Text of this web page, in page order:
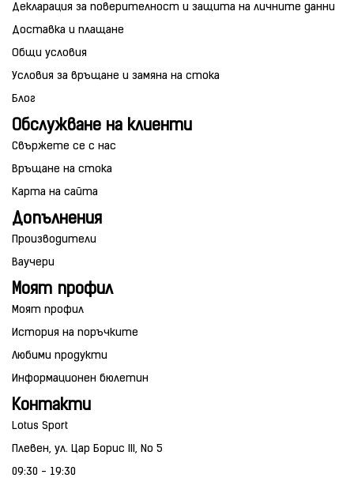
Декларация за поверителност и защита на личните данни
Доставка и плащане
Общи условия
Условия за връщане и замяна на стока
Блог
Обслужване на клиенти
Свържете се с нас
Връщане на стока
Карта на сайта
Допълнения
Производители
Ваучери
Моят профил
Моят профил
История на поръчките
Любими продукти
Информационен бюлетин
Контакти
Lotus Sport
Плевен, ул. Цар Борис III, No 5
09:30 - 19:30